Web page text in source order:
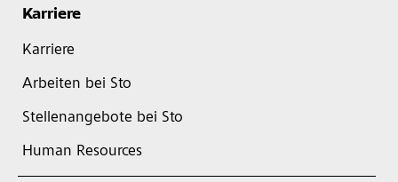
Karriere
Karriere
Arbeiten bei Sto
Stellenangebote bei Sto
Human Resources